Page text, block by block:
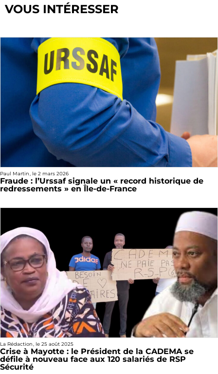
VOUS INTÉRESSER
Paul Martin, le 2 mars 2026
Fraude : l’Urssaf signale un « record historique de
redressements » en Île-de-France
La Rédaction, le 25 août 2025
Crise à Mayotte : le Président de la CADEMA se
défile à nouveau face aux 120 salariés de RSP
Sécurité